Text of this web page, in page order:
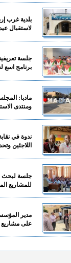
بلدية غرب
لاستقبال
جلسة
برنامج اسع
مادبا:
ومنتدى
ندوة في
اللاجئين
جلسة لبحث
للمشاريع
مدير
على مشاريع